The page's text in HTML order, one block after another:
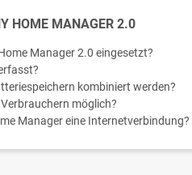
HOME MANAGER 2.0
Manager 2.0 eingesetzt?
kombiniert werden?
möglich?
Manager eine Internetverbindung?